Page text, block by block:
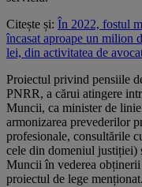
Citește și: În 2022, fostul
încasat aproape un milion
lei, din activitatea de
Proiectul privind pensiile
PNRR, a cărui atingere
Muncii, ca minister de
armonizarea prevederilor
profesionale, consultările
cele din domeniul justiției)
Muncii în vederea
proiectul de lege menționat.